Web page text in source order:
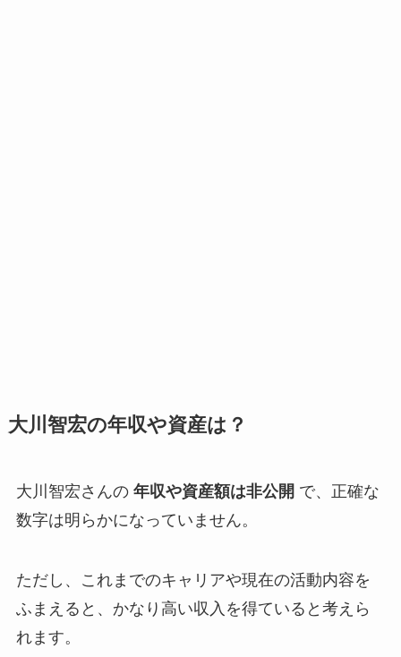
大川智宏の年収や資産は？
大川智宏さんの 年収や資産額は非公開 で、正確な
数字は明らかになっていません。
ただし、これまでのキャリアや現在の活動内容を
ふまえると、かなり高い収入を得ていると考えら
れます。